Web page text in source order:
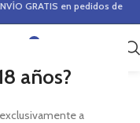
años?
a
GRATIS en pedidos de
0